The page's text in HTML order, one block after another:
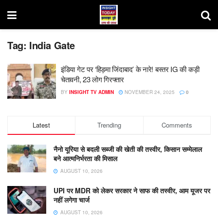
Tag: India Gate
इंडिया गेट पर ‘हिड़मा जिंदाबाद’ के नारे! बस्तर IG की कड़ी
चेतावनी, 23 लोग गिरफ्तार
BY INSIGHT TV ADMIN NOVEMBER 24, 2025 0
Latest Trending Comments
नैनो यूरिया से बदली सब्जी की खेती की तस्वीर, किसान सम्मेलाल
बने आत्मनिर्भरता की मिसाल
AUGUST 10, 2026
UPI पर MDR को लेकर सरकार ने साफ की तस्वीर, आम यूजर पर
नहीं लगेगा चार्ज
AUGUST 10, 2026